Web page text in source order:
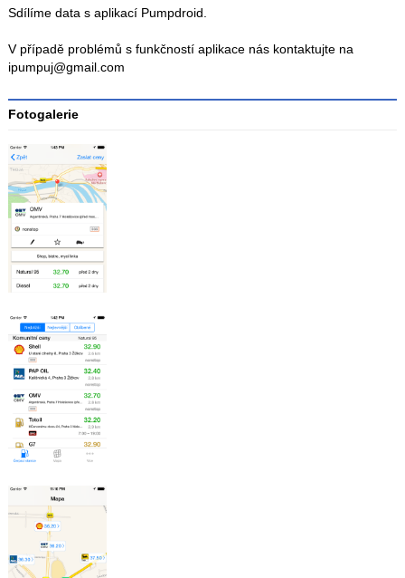
Sdílíme data s aplikací Pumpdroid.
V případě problémů s funkčností aplikace nás kontaktujte na
ipumpuj@gmail.com
Fotogalerie